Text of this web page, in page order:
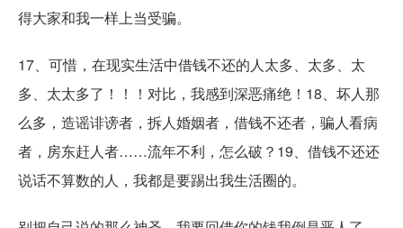
得大家和我一样上当受骗。
17、可惜，在现实生活中借钱不还的人太多、太多、太
多、太太多了！！！对比，我感到深恶痛绝！18、坏人那
么多，造谣诽谤者，拆人婚姻者，借钱不还者，骗人看病
者，房东赶人者……流年不利，怎么破？19、借钱不还还
说话不算数的人，我都是要踢出我生活圈的。